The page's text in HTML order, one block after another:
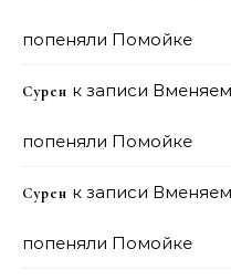
попеняли Помойке
Сурен к записи
попеняли Помойке
Сурен к записи
попеняли Помойке